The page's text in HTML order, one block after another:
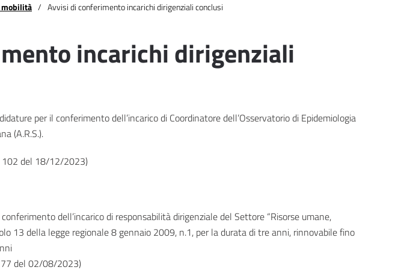
mobilità Avvisi di conferimento incarichi dirigenziali conclusi
incarichi dirigenziali
per il conferimento dell’incarico di Coordinatore dell’Osservatorio di Epidemiologia
(A.R.S.).
102 del 18/12/2023)
dell’incarico di responsabilità dirigenziale del Settore “Risorse umane,
13 della legge regionale 8 gennaio 2009, n.1, per la durata di tre anni, rinnovabile fino
del 02/08/2023)